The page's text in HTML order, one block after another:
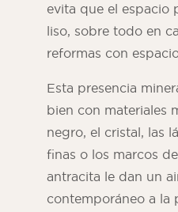
evita que el espacio
liso, sobre todo en
reformas con
Esta presencia
bien con materiales
negro, el cristal, las
finas o los marcos
antracita le dan un
contemporáneo a la